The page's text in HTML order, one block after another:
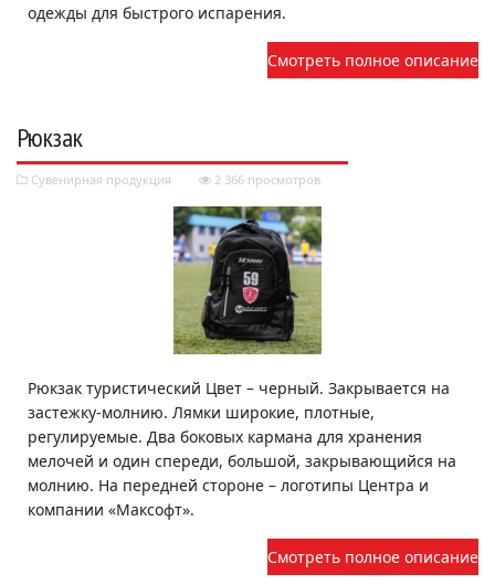
одежды для быстрого испарения.
Смотреть полное описание
Рюкзак
Сувенирная продукция 2 366 просмотров
Рюкзак туристический Цвет – черный. Закрывается на
застежку-молнию. Лямки широкие, плотные,
регулируемые. Два боковых кармана для хранения
мелочей и один спереди, большой, закрывающийся на
молнию. На передней стороне – логотипы Центра и
компании «Максофт».
Смотреть полное описание